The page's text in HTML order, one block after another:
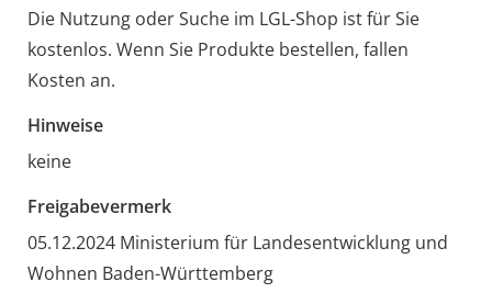
Die Nutzung oder Suche im LGL-Shop ist für Sie
kostenlos. Wenn Sie Produkte bestellen, fallen
Kosten an.
Hinweise
keine
Freigabevermerk
05.12.2024 Ministerium für Landesentwicklung und
Wohnen Baden-Württemberg